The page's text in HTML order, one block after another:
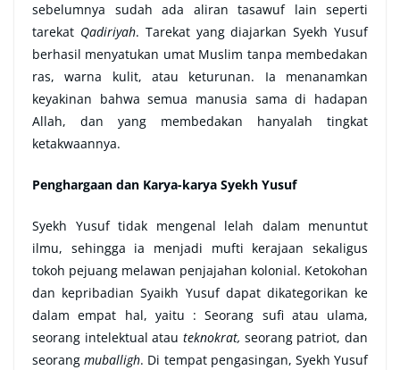
sebelumnya sudah ada aliran tasawuf lain seperti
tarekat Qadiriyah. Tarekat yang diajarkan Syekh Yusuf
berhasil menyatukan umat Muslim tanpa membedakan
ras, warna kulit, atau keturunan. Ia menanamkan
keyakinan bahwa semua manusia sama di hadapan
Allah, dan yang membedakan hanyalah tingkat
ketakwaannya.
Penghargaan dan Karya-karya Syekh Yusuf
Syekh Yusuf tidak mengenal lelah dalam menuntut
ilmu, sehingga ia menjadi mufti kerajaan sekaligus
tokoh pejuang melawan penjajahan kolonial. Ketokohan
dan kepribadian Syaikh Yusuf dapat dikategorikan ke
dalam empat hal, yaitu : Seorang sufi atau ulama,
seorang intelektual atauteknokrat, seorang patriot, dan
seorangmuballigh. Di tempat pengasingan, Syekh Yusuf